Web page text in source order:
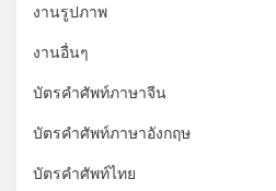
งานรูปภาพ
งานอื่นๆ
บัตรคำศัพท์ภาษาจีน
บัตรคำศัพท์ภาษาอังกฤษ
บัตรคำศัพท์ไทย